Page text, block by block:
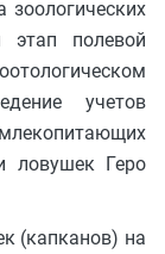
зоологических
этап полевой
учетов
ловушек Геро
(капканов) на